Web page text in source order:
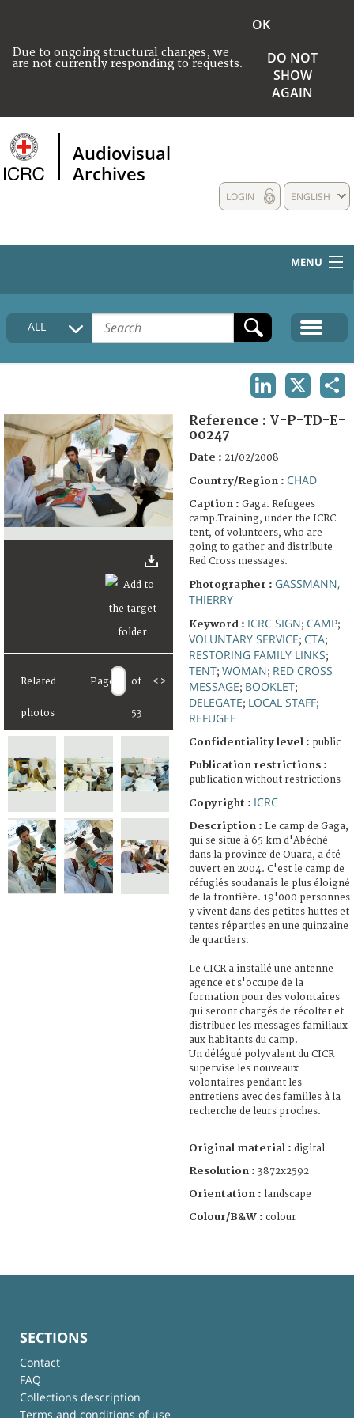
Due to ongoing structural changes, we
are not currently responding to requests.
OK
DO NOT
SHOW
AGAIN
Audiovisual
Archives
ENGLISH
LOGIN
MENU
HOME
COLLECTIONS DESCRIPTION
FAQ
ALL
Related
photos
Page of
53
< >
Reference : V-P-TD-E-
00247
Date : 21/02/2008
Country/Region : CHAD
Caption : Gaga. Refugees
camp.Training, under the ICRC
tent, of volunteers, who are
going to gather and distribute
Red Cross messages.
Photographer : GASSMANN,
THIERRY
Keyword : ICRC SIGN; CAMP;
VOLUNTARY SERVICE; CTA;
RESTORING FAMILY LINKS;
TENT; WOMAN; RED CROSS
MESSAGE; BOOKLET;
DELEGATE; LOCAL STAFF;
REFUGEE
Confidentiality level : public
Publication restrictions :
publication without restrictions
Copyright : ICRC
Description : Le camp de Gaga,
qui se situe à 65 km d'Abéché
dans la province de Ouara, a été
ouvert en 2004. C'est le camp de
réfugiés soudanais le plus éloigné
de la frontière. 19'000 personnes
y vivent dans des petites huttes et
tentes réparties en une quinzaine
de quartiers.
Le CICR a installé une antenne
agence et s'occupe de la
formation pour des volontaires
qui seront chargés de récolter et
distribuer les messages familiaux
aux habitants du camp.
Un délégué polyvalent du CICR
supervise les nouveaux
volontaires pendant les
entretiens avec des familles à la
recherche de leurs proches.
Original material : digital
Resolution : 3872x2592
Orientation : landscape
Colour/B&W : colour
SECTIONS
Contact
FAQ
Collections description
Terms and conditions of use